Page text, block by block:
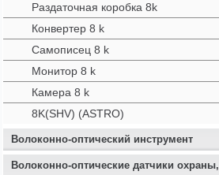
Раздаточная коробка 8k
Конвертер 8 k
Самописец 8 k
Монитор 8 k
Камера 8 k
8K(SHV) (ASTRO)
Волоконно-оптический инструмент
Волоконно-оптические датчики охраны,